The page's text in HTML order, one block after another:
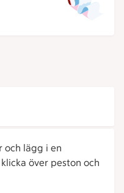
och lägg i en
över peston och